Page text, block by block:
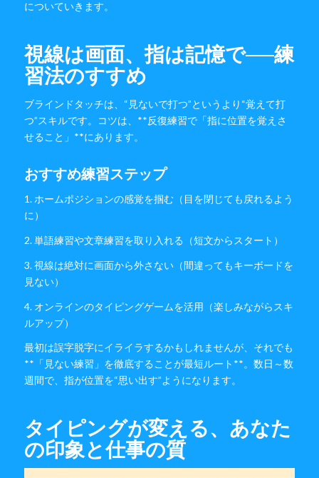
についていきます。
視線は画面、指は記憶で──練
習法のすすめ
ブラインドタッチは、“見ないで打つ”というより“覚えて打
つ”スキルです。コツは、**反復練習で「指に位置を覚えさ
せること」**にあります。
おすすめ練習ステップ
1. ホームポジションの感覚を掴む（目を閉じても戻れるよう
に）
2. 単語練習や文章練習を取り入れる（短文からスタート）
3. 視線は絶対に画面から外さない（間違ってもキーボードを
見ない）
4. オンラインのタイピングゲームを活用（楽しみながらスキ
ルアップ）
最初は誤字脱字にイライラするかもしれませんが、それでも
**「見ない練習」を徹底することが最短ルート**。数日～数
週間で、指が位置を“思い出す”ようになります。
タイピングが変える、あなた
の印象と仕事の質